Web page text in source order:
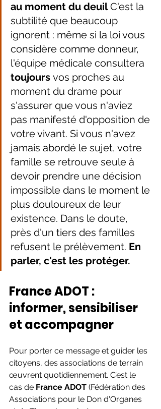
au moment du deuil C'est la
subtilité que beaucoup
ignorent : même si la loi vous
considère comme donneur,
l'équipe médicale consultera
toujours vos proches au
moment du drame pour
s'assurer que vous n'aviez
pas manifesté d'opposition de
votre vivant. Si vous n'avez
jamais abordé le sujet, votre
famille se retrouve seule à
devoir prendre une décision
impossible dans le moment le
plus douloureux de leur
existence. Dans le doute,
près d'un tiers des familles
refusent le prélèvement. En
parler, c'est les protéger.
France ADOT :
informer, sensibiliser
et accompagner
Pour porter ce message et guider les
citoyens, des associations de terrain
œuvrent quotidiennement. C’est le
cas de France ADOT (Fédération des
Associations pour le Don d'Organes